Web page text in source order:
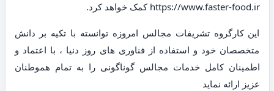
https://www.faster-food.ir کمک خواهد کرد.
این کارگروه تشریفات مجالس امروزه توانسته با تکیه بر دانش
متخصصان خود و استفاده از فناوری های روز دنیا ، با اعتماد و
اطمینان کامل خدمات مجالس گوناگونی را به تمام هموطنان
عزیز ارائه نماید